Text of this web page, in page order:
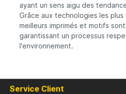
ayant un sens aigu des
Grâce aux technologies les plus
meilleurs imprimés et motifs
garantissant un processus
l'environnement.
Service Client